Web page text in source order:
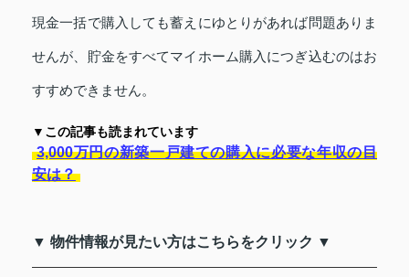
現金一括で購入しても蓄えにゆとりがあれば問題ありま
せんが、貯金をすべてマイホーム購入につぎ込むのはお
すすめできません。
▼この記事も読まれています
3,000万円の新築一戸建ての購入に必要な年収の目
安は？
▼ 物件情報が見たい方はこちらをクリック ▼